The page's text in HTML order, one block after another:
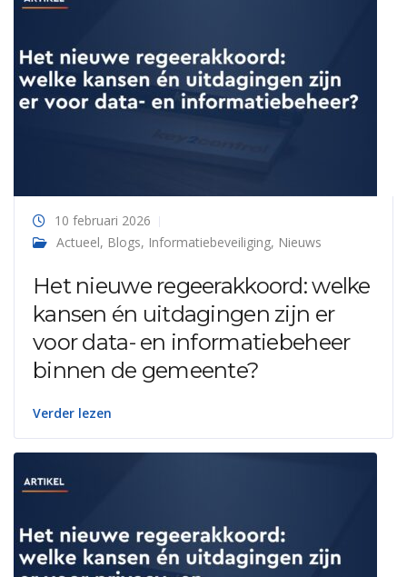
10 februari 2026
Actueel, Blogs, Informatiebeveiliging, Nieuws
Het nieuwe regeerakkoord: welke
kansen én uitdagingen zijn er
voor data- en informatiebeheer
binnen de gemeente?
Verder lezen